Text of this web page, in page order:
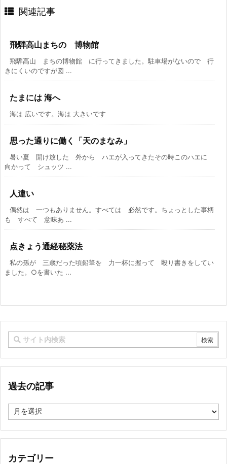
関連記事
飛騨高山まちの 博物館
飛騨高山 まちの博物館 に行ってきました。駐車場がないので 行
きにくいのですが図 ...
たまには 海へ
海は 広いです。海は 大きいです
思った通りに働く「天のまなみ」
暑い夏 開け放した 外から ハエが入ってきたその時このハエに
向かって シュッツ ...
人違い
偶然は 一つもありません。すべては 必然です。ちょっとした事柄
も すべて 意味あ ...
点きょう通経秘薬法
私の孫が 三歳だった頃鉛筆を 力一杯に握って 殴り書きをしてい
ました。○を書いた ...
過去の記事
去
記
カテゴリー